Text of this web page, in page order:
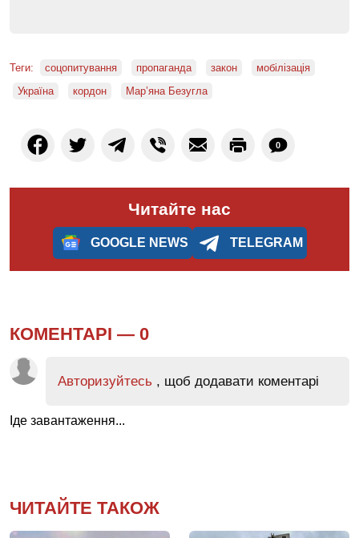
Теги: соцопитування пропаганда закон
мобілізація
Україна
кордон Мар’яна Безугла
0
Читайте нас
GOOGLE NEWS TELEGRAM
КОМЕНТАРІ — 0
Авторизуйтесь , щоб додавати коментарі
Іде завантаження...
ЧИТАЙТЕ ТАКОЖ